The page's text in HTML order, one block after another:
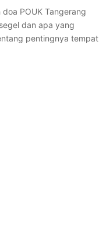
POUK Tangerang
dan apa yang
pentingnya tempat